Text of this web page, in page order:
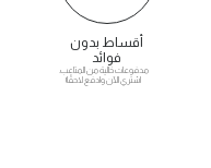
أقساط بدون
فوائد
مدفوعات خالية من المتاعب.
اشتري الآن وادفع لاحقًا!